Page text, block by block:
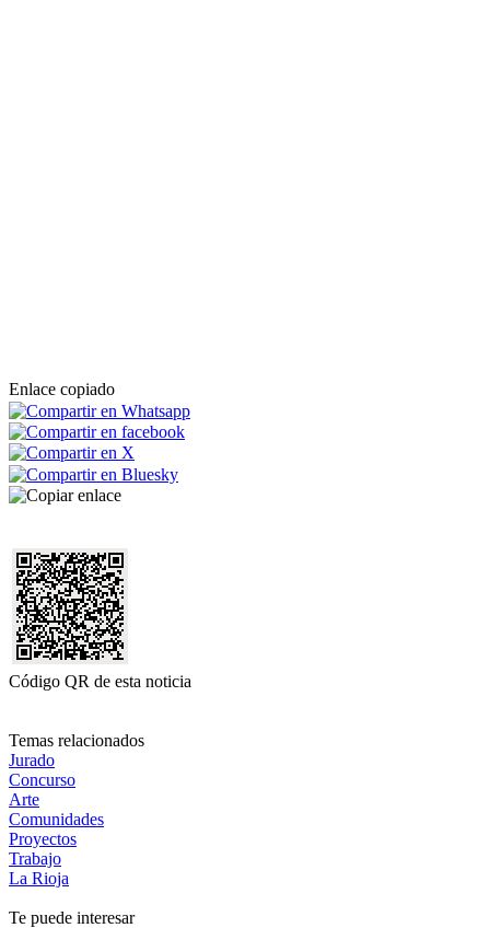
Enlace copiado
Código QR de esta noticia
Temas relacionados
Jurado
Concurso
Arte
Comunidades
Proyectos
Trabajo
La Rioja
Te puede interesar